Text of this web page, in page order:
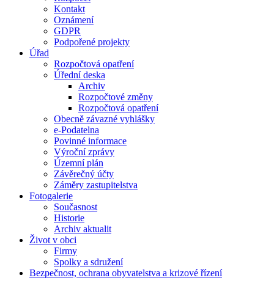
Kontakt
Oznámení
GDPR
Podpořené projekty
Úřad
Rozpočtová opatření
Úřední deska
Archiv
Rozpočtové změny
Rozpočtová opatření
Obecně závazné vyhlášky
e-Podatelna
Povinné informace
Výroční zprávy
Územní plán
Závěrečný účty
Záměry zastupitelstva
Fotogalerie
Současnost
Historie
Archiv aktualit
Život v obci
Firmy
Spolky a sdružení
Bezpečnost, ochrana obyvatelstva a krizové řízení